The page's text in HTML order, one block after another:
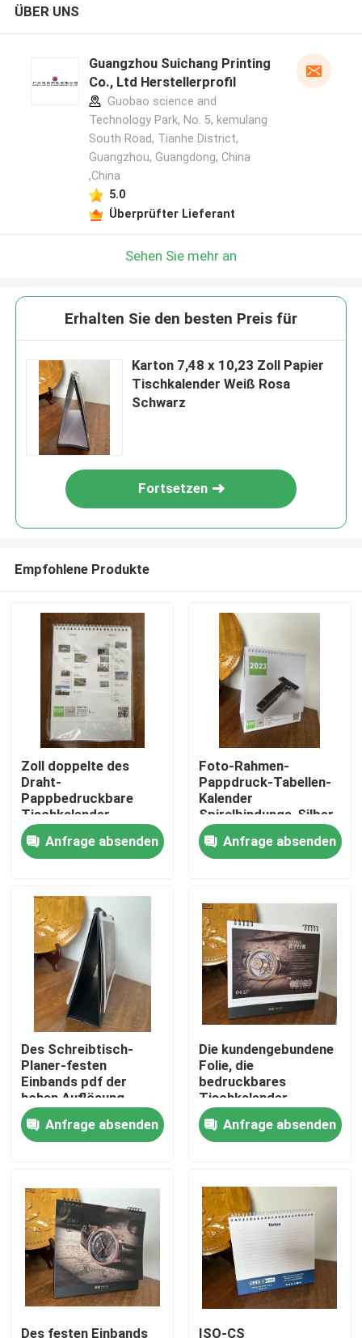
Produkte
Videos
Über uns
Fabrik-Ausflug
Qualitätskontrolle
Nachrichten
Fälle
Farbton-Buch-Drucken
ÜBER UNS
Guangzhou Suichang Printing
Co., Ltd Herstellerprofil
Guobao science and
Technology Park, No. 5, kemulang
South Road, Tianhe District,
Guangzhou, Guangdong, China
,China
5.0
Überprüfter Lieferant
Sehen Sie mehr an
Erhalten Sie den besten Preis für
Karton 7,48 x 10,23 Zoll Papier
Tischkalender Weiß Rosa
Schwarz
Fortsetzen
Empfohlene Produkte
Zoll doppelte des
Draht-
Pappbedruckbare
Tischkalender-
7.48x10.23
Anfrage absenden
Foto-Rahmen-
Pappdruck-Tabellen-
Kalender
Spiralbindungs-Silber
Anfrage absenden
Des Schreibtisch-
Planer-festen
Einbands pdf der
hohen Auflösung
gewundene e-gehend
bedruckbare Film-
Laminierung
Anfrage absenden
Die kundengebundene
Folie, die
bedruckbares
Tischkalender-
Doppeltes stempelt,
versah 250g mit
Seiten
Anfrage absenden
Des festen Einbands ISO-CS